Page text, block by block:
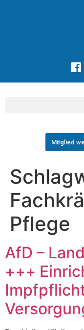
Mitglied
Pflege
AfD –
+++